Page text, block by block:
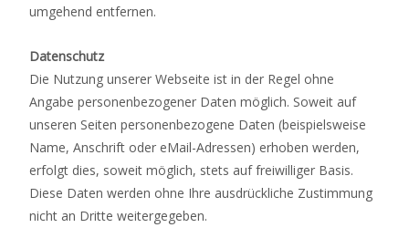
umgehend entfernen.
Datenschutz
Die Nutzung unserer Webseite ist in der Regel ohne
Angabe personenbezogener Daten möglich. Soweit auf
unseren Seiten personenbezogene Daten (beispielsweise
Name, Anschrift oder eMail-Adressen) erhoben werden,
erfolgt dies, soweit möglich, stets auf freiwilliger Basis.
Diese Daten werden ohne Ihre ausdrückliche Zustimmung
nicht an Dritte weitergegeben.